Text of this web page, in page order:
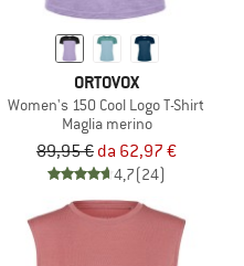
Loose Tee
ORTOVOX
Women's 150 Cool Logo T-Shirt
Maglia merino
89,95 € da 62,97 €
4,7(24)